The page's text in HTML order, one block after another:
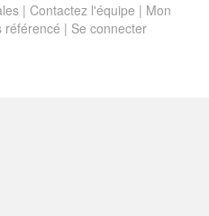
| Contactez l'équipe | Mon
référencé | Se connecter